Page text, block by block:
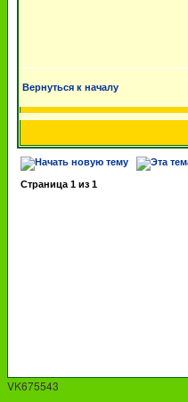
Вернуться к началу
Страница 1 из 1
VK675543